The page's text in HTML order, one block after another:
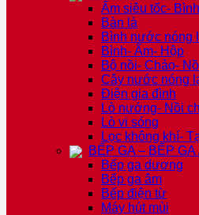
Ấm siêu tốc-
Bàn là
Bình nước nóng
Bình- Ấm- Hộp
Bộ nồi- Chảo-
Cây nước nóng
Điện gia đình
Lò nướng- Nồi
Lò vi sóng
Lọc không khí-
BẾP GA – BẾP
Bếp ga dương
Bếp ga âm
Bếp điện từ
Máy hút mùi